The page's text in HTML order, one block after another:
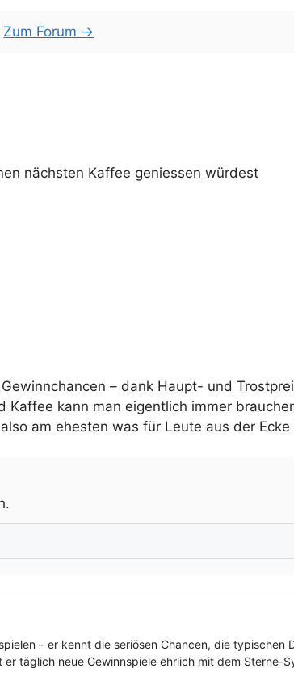
Zum Forum →
nächsten Kaffee geniessen würdest
– dank Haupt- und
kann man eigentlich immer
am ehesten was für Leute aus der Ecke
– er kennt die seriösen Chancen, die typischen
täglich neue Gewinnspiele ehrlich mit dem Sterne-